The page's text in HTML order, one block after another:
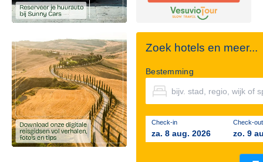
Zoek hotels en meer...
Bestemming
Check-in
za. 8 aug. 2026
Check-out
zo. 9